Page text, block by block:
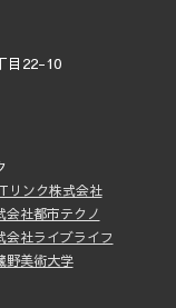
目22-10
リンク株式会社
会社都市テクノ
会社ライブライフ
野美術大学